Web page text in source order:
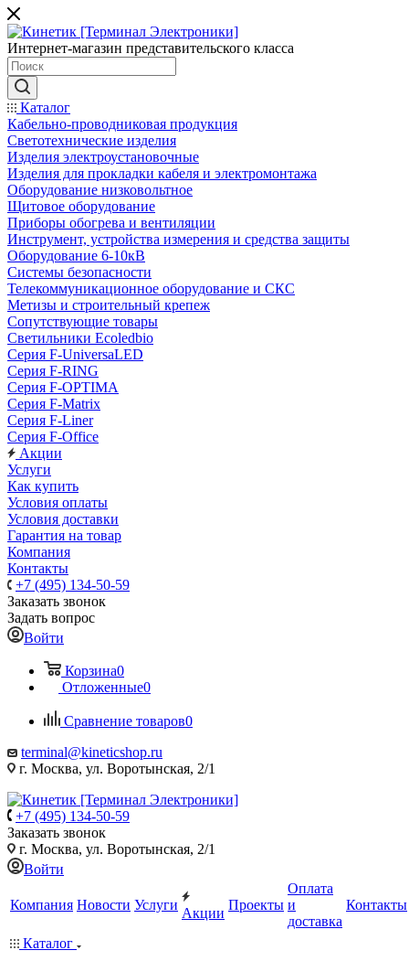
Интернет-магазин представительского класса
Каталог
Кабельно-проводниковая продукция
Светотехнические изделия
Изделия электроустановочные
Изделия для прокладки кабеля и электромонтажа
Оборудование низковольтное
Щитовое оборудование
Приборы обогрева и вентиляции
Инструмент, устройства измерения и средства защиты
Оборудование 6-10кВ
Системы безопасности
Телекоммуникационное оборудование и СКС
Метизы и строительный крепеж
Сопутствующие товары
Светильники Ecoledbio
Серия F-UniversaLED
Серия F-RING
Серия F-OPTIMA
Серия F-Matrix
Серия F-Liner
Серия F-Office
Акции
Услуги
Как купить
Условия оплаты
Условия доставки
Гарантия на товар
Компания
Контакты
+7 (495) 134-50-59
Заказать звонок
Задать вопрос
Войти
Корзина0
Отложенные0
Сравнение товаров0
terminal@kineticshop.ru
г. Москва, ул. Воротынская, 2/1
+7 (495) 134-50-59
Заказать звонок
г. Москва, ул. Воротынская, 2/1
Войти
Компания Новости Услуги
Акции
Проекты
Оплата
и
доставка
Контакты
Каталог